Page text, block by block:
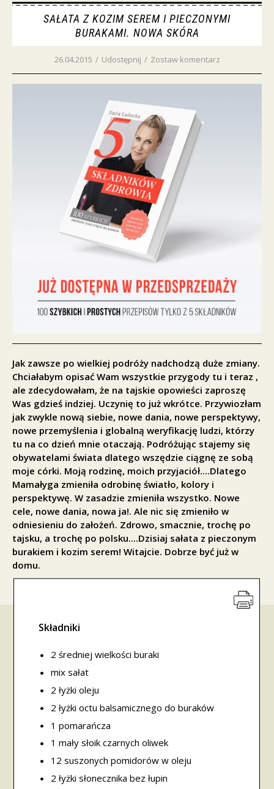
SAŁATA Z KOZIM SEREM I PIECZONYMI
BURAKAMI. NOWA SKÓRA
26.04.2015 / Udostępnij / Zostaw komentarz
Jak zawsze po wielkiej podróży nadchodzą duże zmiany.
Chciałabym opisać Wam wszystkie przygody tu i teraz ,
ale zdecydowałam, że na tajskie opowieści zaproszę
Was gdzieś indziej. Uczynię to już wkrótce. Przywiozłam
jak zwykle nową siebie, nowe dania, nowe perspektywy,
nowe przemyślenia i globalną weryfikację ludzi, którzy
tu na co dzień mnie otaczają. Podróżując stajemy się
obywatelami świata dlatego wszędzie ciągnę ze sobą
moje córki. Moją rodzinę, moich przyjaciół....Dlatego
Mamałyga zmieniła odrobinę światło, kolory i
perspektywę. W zasadzie zmieniła wszystko. Nowe
cele, nowe dania, nowa ja!. Ale nic się zmieniło w
odniesieniu do założeń. Zdrowo, smacznie, trochę po
tajsku, a trochę po polsku....Dzisiaj sałata z pieczonym
burakiem i kozim serem! Witajcie. Dobrze być już w
domu.
Składniki
2 średniej wielkości buraki
mix sałat
2 łyżki oleju
2 łyżki octu balsamicznego do buraków
1 pomarańcza
1 mały słoik czarnych oliwek
12 suszonych pomidorów w oleju
2 łyżki słonecznika bez łupin